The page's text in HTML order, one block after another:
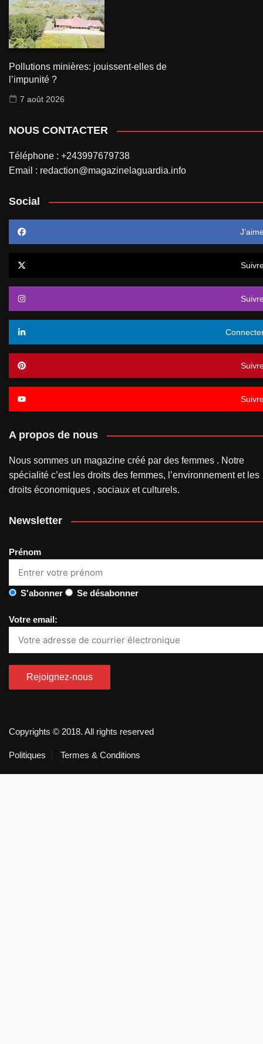
Pollutions minières: jouissent-elles de
l’impunité ?
7 août 2026
NOUS CONTACTER
Téléphone : +243997679738
Email : redaction@magazinelaguardia.info
Social
A propos de nous
Nous sommes un magazine créé par des femmes . Notre
spécialité c’est les droits des femmes, l’environnement et les
droits économiques , sociaux et culturels.
Newsletter
Prénom
S'abonner Se désabonner
Votre email:
Copyrights © 2018. All rights reserved
Politiques Termes & Conditions